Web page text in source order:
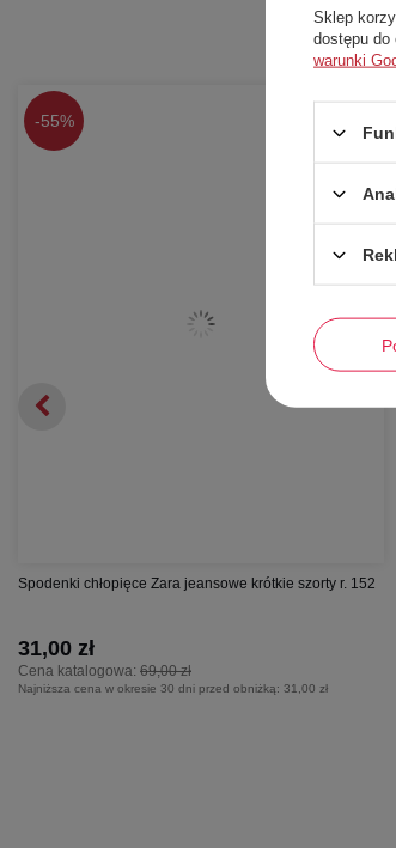
-55%
Spodenki chłopięce Zara jeansowe krótkie szorty r. 152
Cena katalogowa: 69,00 zł
31,00 zł
Najniższa cena w okresie 30 dni przed obniżką: 31,00 zł
Sklep
dostępu do
warunki